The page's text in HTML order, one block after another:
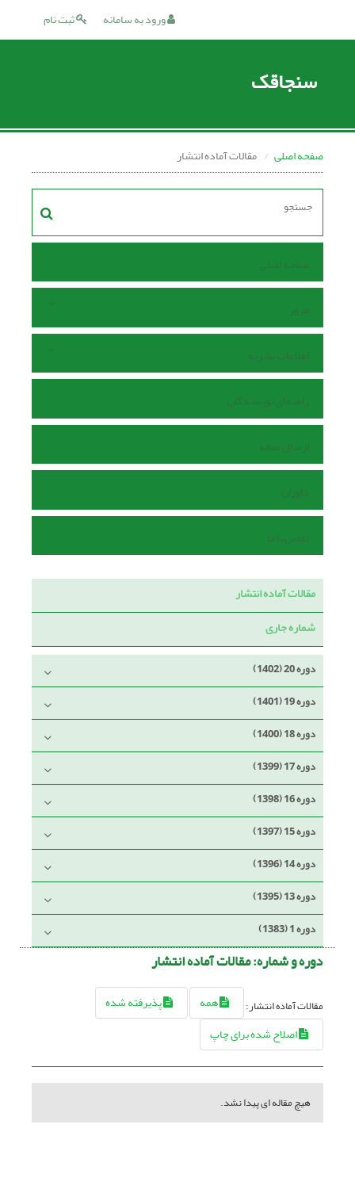
ثبت نام ورود به سامانه
سنجاقک
صفحه اصلی مقالات آماده انتشار
صفحه اصلی
مرور
اطلاعات نشریه
راهنمای نویسندگان
ارسال مقاله
داوران
تماس با ما
مقالات آماده انتشار
شماره جاری
دوره 20 (1402)
دوره 19 (1401)
دوره 18 (1400)
دوره 17 (1399)
دوره 16 (1398)
دوره 15 (1397)
دوره 14 (1396)
دوره 13 (1395)
دوره 1 (1383)
دوره و شماره:مقالات آماده انتشار
مقالات آماده انتشار: همه
پذیرفته شده
اصلاح شده برای چاپ
هیچ مقاله ای پیدا نشد.